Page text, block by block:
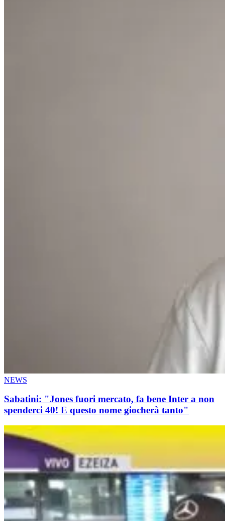
NEWS
Sabatini: "Jones fuori mercato, fa bene Inter a non
spenderci 40! E questo nome giocherà tanto"